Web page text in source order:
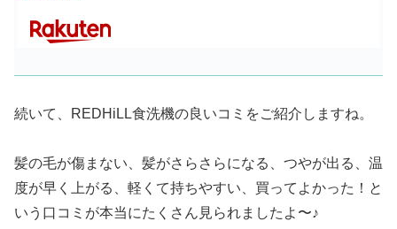
続いて、REDHiLL食洗機の良いコミをご紹介しますね。
髪の毛が傷まない、髪がさらさらになる、つやが出る、温
度が早く上がる、軽くて持ちやすい、買ってよかった！と
いう口コミが本当にたくさん見られましたよ〜♪